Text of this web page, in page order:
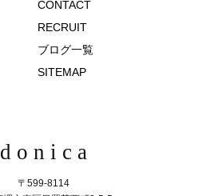
CONTACT
RECRUIT
ブログ一覧
SITEMAP
d o n i c a
〒599-8114